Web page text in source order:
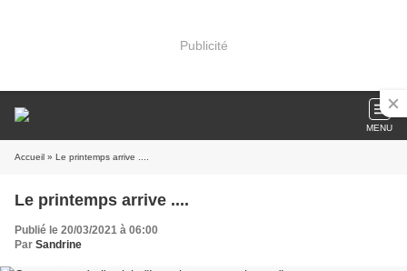
Publicité
MENU
Accueil » Le printemps arrive ....
Le printemps arrive ....
Publié le 20/03/2021 à 06:00
Par Sandrine